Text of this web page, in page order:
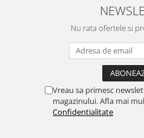
Nu rata ofertele si
Vreau sa primesc
magazinului. Afla mai
Confidentialitate